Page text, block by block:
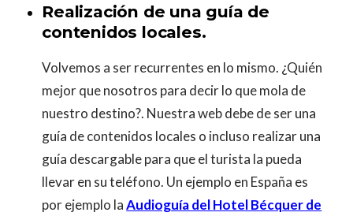
Realización de una guía de
contenidos locales.
Volvemos a ser recurrentes en lo mismo. ¿Quién
mejor que nosotros para decir lo que mola de
nuestro destino?. Nuestra web debe de ser una
guía de contenidos locales o incluso realizar una
guía descargable para que el turista la pueda
llevar en su teléfono. Un ejemplo en España es
por ejemplo laAudioguía del Hotel Bécquer de